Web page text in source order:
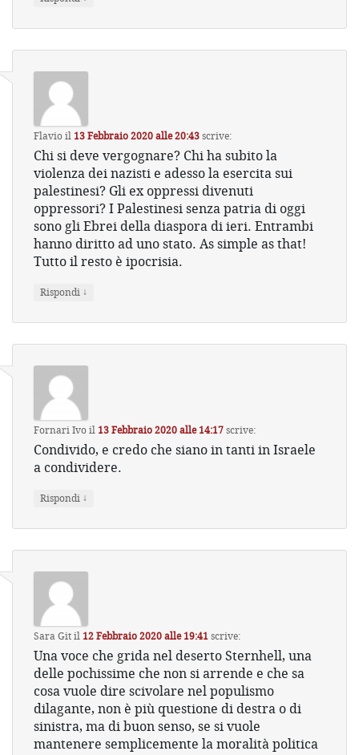
Flavioil13 Febbraio 2020 alle 20:43scrive:
Chi si deve vergognare? Chi ha subito la
violenza dei nazisti e adesso la esercita sui
palestinesi? Gli ex oppressi divenuti
oppressori? I Palestinesi senza patria di oggi
sono gli Ebrei della diaspora di ieri. Entrambi
hanno diritto ad uno stato. As simple as that!
Tutto il resto è ipocrisia.
Rispondi ↓
Fornari Ivoil13 Febbraio 2020 alle 14:17scrive:
Condivido, e credo che siano in tanti in Israele
a condividere.
Rispondi ↓
Sara Gitil12 Febbraio 2020 alle 19:41scrive:
Una voce che grida nel deserto Sternhell, una
delle pochissime che non si arrende e che sa
cosa vuole dire scivolare nel populismo
dilagante, non è più questione di destra o di
sinistra, ma di buon senso, se si vuole
mantenere semplicemente la moralità politica